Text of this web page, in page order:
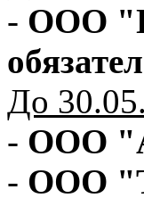
- ООО
До
- ООО
- ООО